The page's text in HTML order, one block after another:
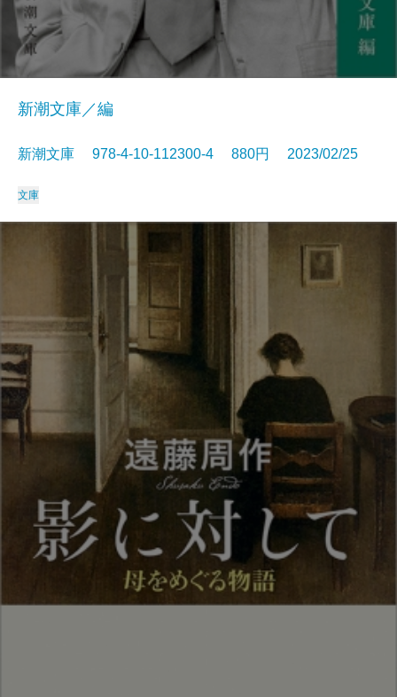
新潮文庫／編
新潮文庫 978-4-10-112300-4 880円 2023/02/25
文庫